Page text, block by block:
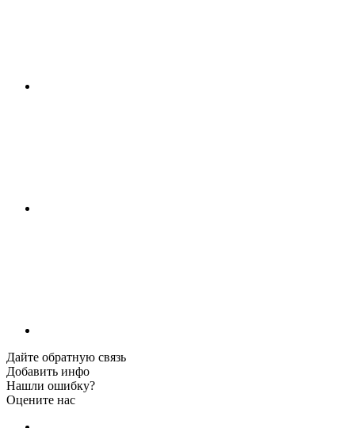
Дайте обратную связь
Добавить инфо
Нашли ошибку?
Оцените нас